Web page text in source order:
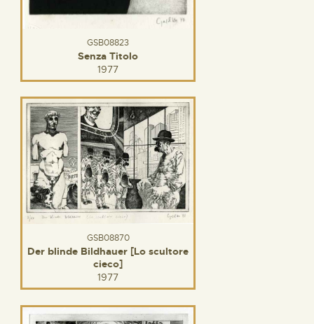
GSB08823
Senza Titolo
1977
GSB08870
Der blinde Bildhauer [Lo scultore
cieco]
1977